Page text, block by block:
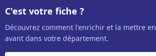
C'est votre fiche ?
Découvrez comment l'enrichir et la mettre en
avant dans votre département.